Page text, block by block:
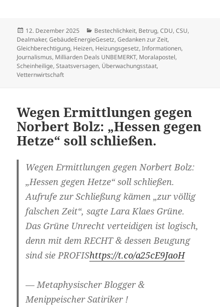
Veröffentlicht
am
12. Dezember 2025 Kategorien
Bestechlichkeit, Betrug,CDU,CSU,
Dealmaker,GebäudeEnergieGesetz,Gedanken zur Zeit,
Gleichberechtigung, Heizen, Heizungsgesetz,Informationen,
Journalismus, Milliarden Deals UNBEMERKT, Moralapostel,
Scheinheilige,Staatsversagen, Überwachungsstaat,
Vetternwirtschaft
Wegen Ermittlungen gegen
Norbert Bolz: „Hessen gegen
Hetze“ soll schließen.
Wegen Ermittlungen gegen Norbert Bolz:
„Hessen gegen Hetze“ soll schließen.
Aufrufe zur Schließung kämen „zur völlig
falschen Zeit“, sagte Lara Klaes Grüne.
Das Grüne Unrecht verteidigen ist logisch,
denn mit dem RECHT & dessen Beugung
sind sie PROFIShttps://t.co/a25cE9JaoH
— Metaphysischer Blogger &
Menippeischer Satiriker !